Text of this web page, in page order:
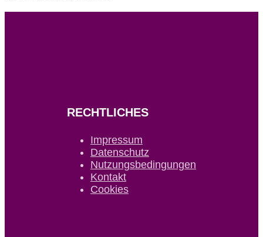
RECHTLICHES
Impressum
Datenschutz
Nutzungsbedingungen
Kontakt
Cookies